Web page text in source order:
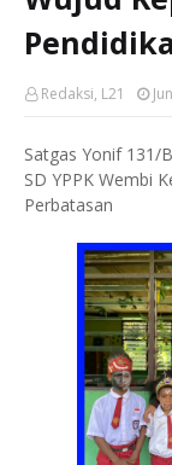
Redaksi, L21
Satgas Yonif 131/
SD YPPK Wembi
Perbatasan